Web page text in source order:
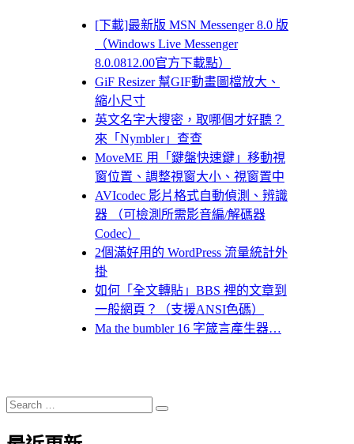
[下載]最新版 MSN Messenger 8.0 版
（Windows Live Messenger
8.0.0812.00官方下載點）
GiF Resizer 幫GIF動畫圖檔放大、
縮小尺寸
英文名字大搜密，取哪個才好聽？
來「Nymbler」查查
MoveME 用「鍵盤快速鍵」移動視
窗位置、調整視窗大小、視窗置中
AVIcodec 影片格式自動偵測、辨識
器 （可檢測所需影音編/解碼器
Codec）
2個滿好用的 WordPress 流量統計外
掛
如何「全文轉貼」BBS 裡的文章到
一般網頁？（支援ANSI色碼）
Ma the bumbler 16 字箴言產生器…
Search
for:
Search